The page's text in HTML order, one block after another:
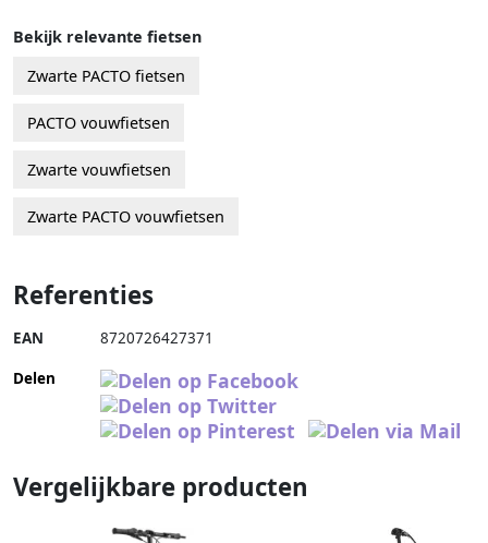
Bekijk relevante fietsen
Zwarte PACTO fietsen
PACTO vouwfietsen
Zwarte vouwfietsen
Zwarte PACTO vouwfietsen
Referenties
EAN 8720726427371
Delen
Vergelijkbare producten